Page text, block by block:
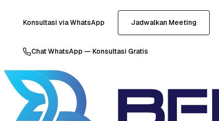
Konsultasi via WhatsApp Jadwalkan Meeting
Chat WhatsApp — Konsultasi Gratis